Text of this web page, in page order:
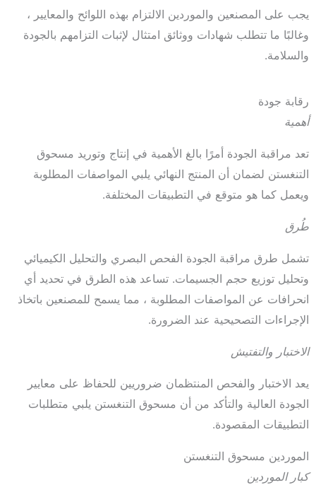
يجب على المصنعين والموردين الالتزام بهذه اللوائح والمعايير ،
وغالبًا ما تتطلب شهادات ووثائق امتثال لإثبات التزامهم بالجودة
والسلامة.
رقابة جودة
أهمية
تعد مراقبة الجودة أمرًا بالغ الأهمية في إنتاج وتوريد مسحوق
التنغستن لضمان أن المنتج النهائي يلبي المواصفات المطلوبة
ويعمل كما هو متوقع في التطبيقات المختلفة.
طُرق
تشمل طرق مراقبة الجودة الفحص البصري والتحليل الكيميائي
وتحليل توزيع حجم الجسيمات. تساعد هذه الطرق في تحديد أي
انحرافات عن المواصفات المطلوبة ، مما يسمح للمصنعين باتخاذ
الإجراءات التصحيحية عند الضرورة.
الاختبار والتفتيش
يعد الاختبار والفحص المنتظمان ضروريين للحفاظ على معايير
الجودة العالية والتأكد من أن مسحوق التنغستن يلبي متطلبات
التطبيقات المقصودة.
الموردين مسحوق التنغستن
كبار الموردين